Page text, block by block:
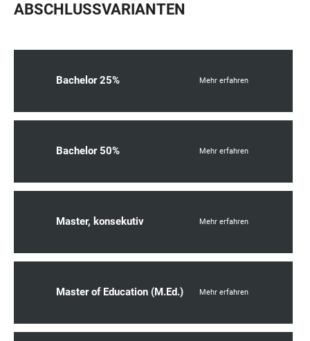
ABSCHLUSSVARIANTEN
Bachelor 25% Mehr erfahren
Bachelor 50% Mehr erfahren
Master, konsekutiv Mehr erfahren
Master of Education (M.Ed.) Mehr erfahren